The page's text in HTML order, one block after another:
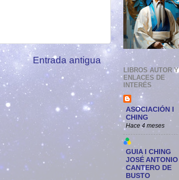
Entrada antigua
LIBROS AUTOR Y
ENLACES DE
INTERÉS
ASOCIACIÓN I
CHING
Hace 4 meses
GUIA I CHING
JOSÉ ANTONIO
CANTERO DE
BUSTO